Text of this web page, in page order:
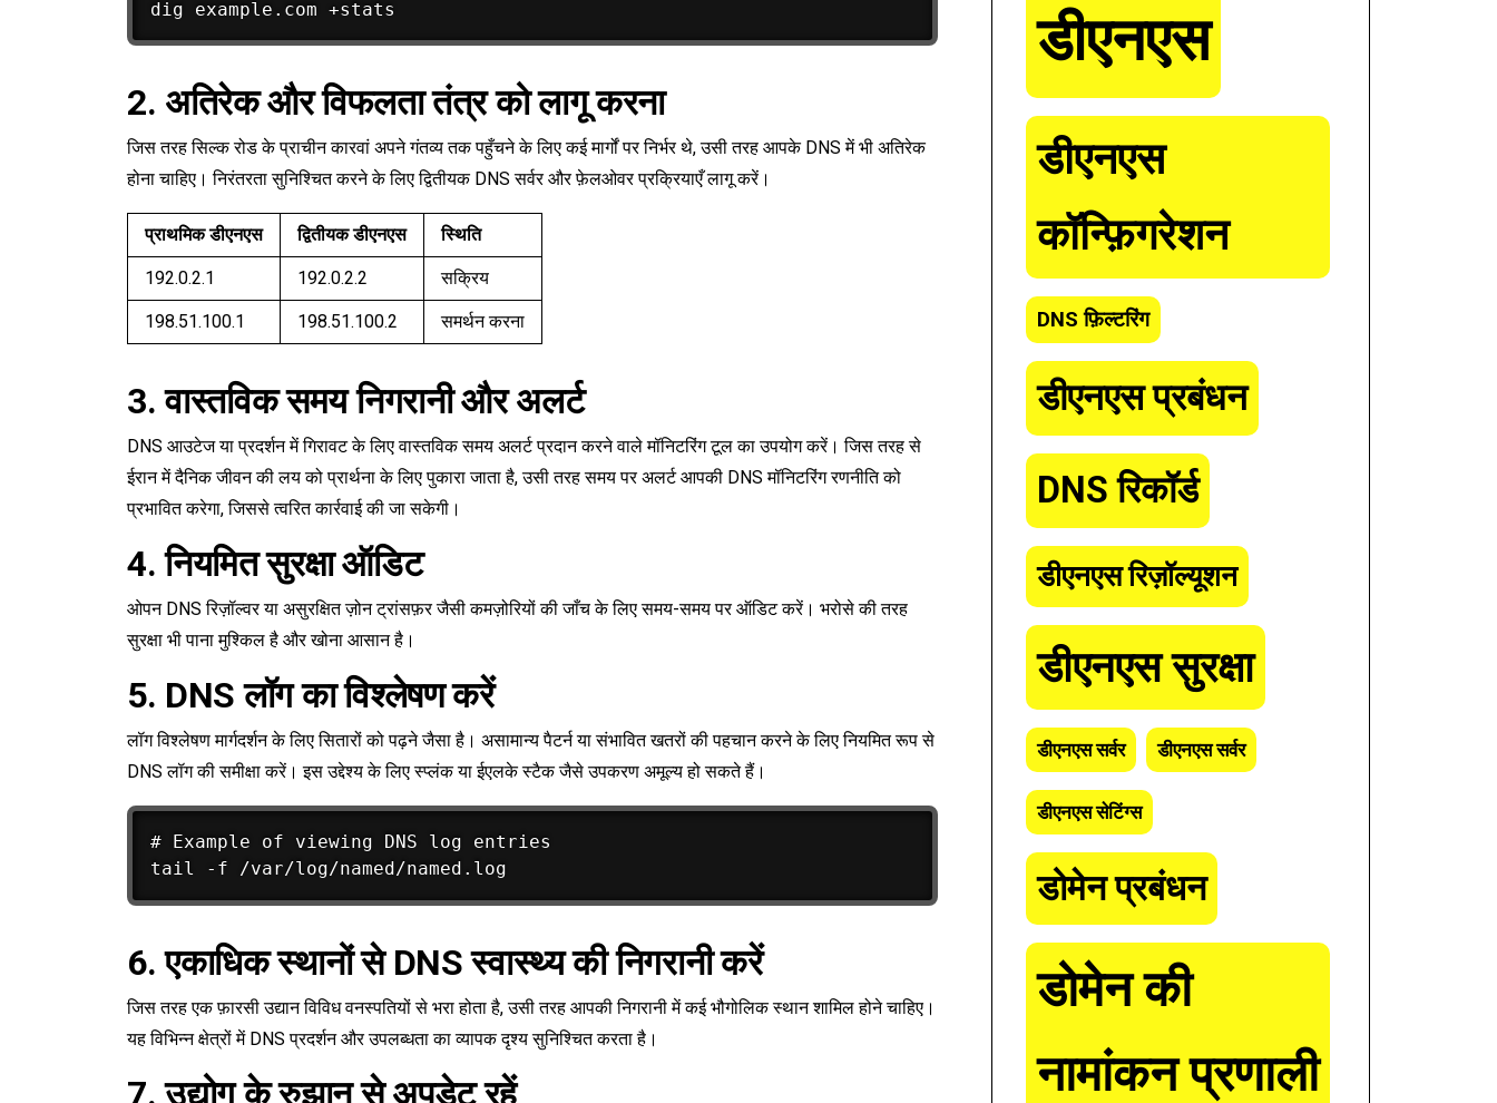
2. अतिरेक और विफलता तंत्र को लागू करना
जिस तरह सिल्क रोड के प्राचीन कारवां अपने गंतव्य तक पहुँचने के लिए कई मार्गों पर निर्भर थे, उसी तरह आपके DNS में भी अतिरेक
होना चाहिए। निरंतरता सुनिश्चित करने के लिए द्वितीयक DNS सर्वर और फ़ेलओवर प्रक्रियाएँ लागू करें।
प्राथमिक डीएनएस द्वितीयक डीएनएस स्थिति
192.0.2.1 192.0.2.2 सक्रिय
198.51.100.1 198.51.100.2 समर्थन करना
3. वास्तविक समय निगरानी और अलर्ट
DNS आउटेज या प्रदर्शन में गिरावट के लिए वास्तविक समय अलर्ट प्रदान करने वाले मॉनिटरिंग टूल का उपयोग करें। जिस तरह से
ईरान में दैनिक जीवन की लय को प्रार्थना के लिए पुकारा जाता है, उसी तरह समय पर अलर्ट आपकी DNS मॉनिटरिंग रणनीति को
प्रभावित करेगा, जिससे त्वरित कार्रवाई की जा सकेगी।
4. नियमित सुरक्षा ऑडिट
ओपन DNS रिज़ॉल्वर या असुरक्षित ज़ोन ट्रांसफ़र जैसी कमज़ोरियों की जाँच के लिए समय-समय पर ऑडिट करें। भरोसे की तरह
सुरक्षा भी पाना मुश्किल है और खोना आसान है।
5. DNS लॉग का विश्लेषण करें
लॉग विश्लेषण मार्गदर्शन के लिए सितारों को पढ़ने जैसा है। असामान्य पैटर्न या संभावित खतरों की पहचान करने के लिए नियमित रूप से
DNS लॉग की समीक्षा करें। इस उद्देश्य के लिए स्प्लंक या ईएलके स्टैक जैसे उपकरण अमूल्य हो सकते हैं।
# Example of viewing DNS log entries
6. एकाधिक स्थानों से DNS स्वास्थ्य की निगरानी करें
जिस तरह एक फ़ारसी उद्यान विविध वनस्पतियों से भरा होता है, उसी तरह आपकी निगरानी में कई भौगोलिक स्थान शामिल होने चाहिए।
यह विभिन्न क्षेत्रों में DNS प्रदर्शन और उपलब्धता का व्यापक दृश्य सुनिश्चित करता है।
7. उद्योग के रुझान से अपडेट रहें
डीएनएस
डीएनएस
कॉन्फ़िगरेशन
DNS फ़िल्टरिंग
डीएनएस प्रबंधन
DNS रिकॉर्ड
डीएनएस रिज़ॉल्यूशन
डीएनएस सुरक्षा
डीएनएस सर्वर डीएनएस सर्वर
डीएनएस सेटिंग्स
डोमेन प्रबंधन
डोमेन की
नामांकन प्रणाली